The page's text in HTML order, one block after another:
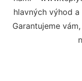
hlavných výhod
Garantujeme